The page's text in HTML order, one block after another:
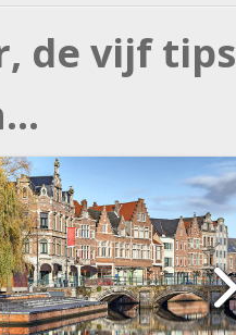
de vijf tips